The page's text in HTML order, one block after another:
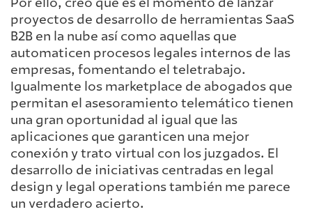
proyectos de desarrollo de herramientas SaaS
B2B en la nube así como aquellas que
automaticen procesos legales internos de las
empresas, fomentando el teletrabajo.
Igualmente los marketplace de abogados que
permitan el asesoramiento telemático tienen
una gran oportunidad al igual que las
aplicaciones que garanticen una mejor
conexión y trato virtual con los juzgados. El
desarrollo de iniciativas centradas en legal
design y legal operations también me parece
un verdadero acierto.